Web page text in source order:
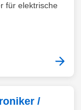
für elektrische
/